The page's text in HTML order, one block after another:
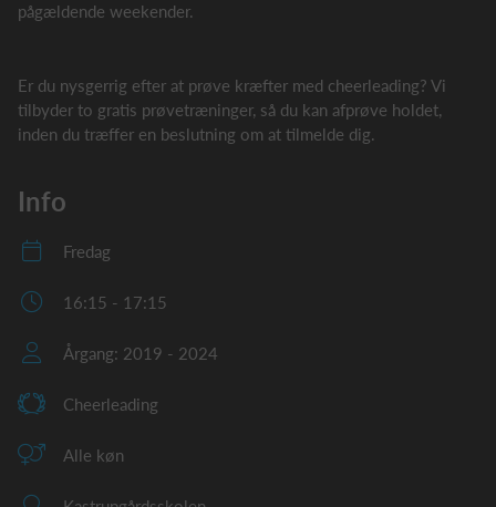
pågældende weekender.
Er du nysgerrig efter at prøve kræfter med cheerleading? Vi
tilbyder to gratis prøvetræninger, så du kan afprøve holdet,
inden du træffer en beslutning om at tilmelde dig.
Info
Fredag
16:15 - 17:15
Årgang: 2019 - 2024
Cheerleading
Alle køn